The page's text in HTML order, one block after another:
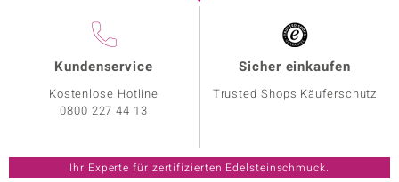
Kundenservice
Kostenlose Hotline
0800 227 44 13
Sicher einkaufen
Trusted Shops Käuferschutz
Ihr Experte für zertifizierten Edelsteinschmuck.